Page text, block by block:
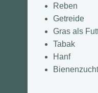
Reben
Getreide
Gras als
Tabak
Hanf
Bienenzucht